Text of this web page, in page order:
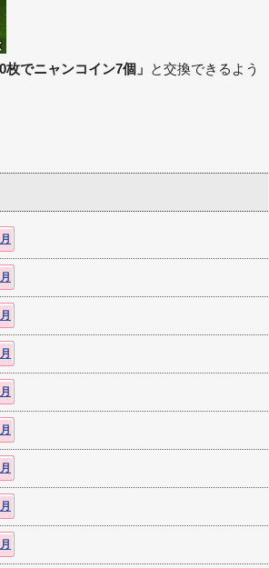
でニャンコイン7個」 と交換できるよう